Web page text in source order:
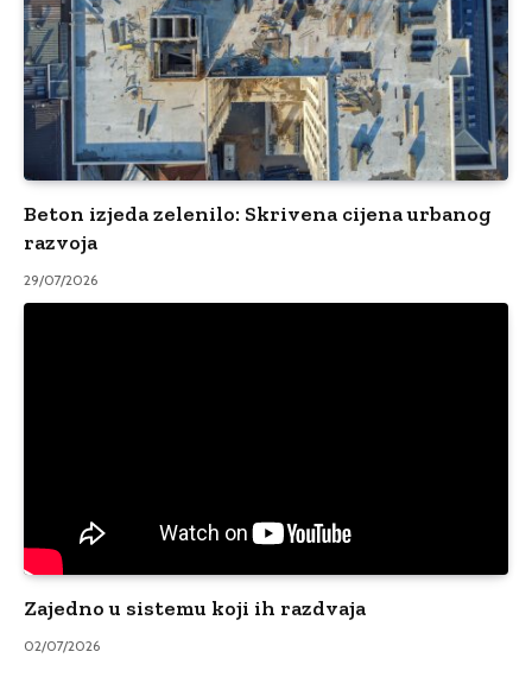
Beton izjeda zelenilo: Skrivena cijena urbanog
razvoja
29/07/2026
Zajedno u sistemu koji ih razdvaja
02/07/2026